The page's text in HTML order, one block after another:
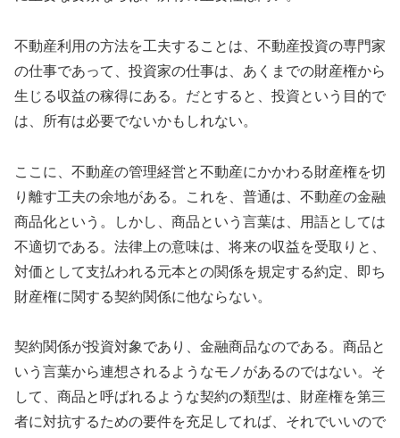
不動産利用の方法を工夫することは、不動産投資の専門家
の仕事であって、投資家の仕事は、あくまでの財産権から
生じる収益の稼得にある。だとすると、投資という目的で
は、所有は必要でないかもしれない。
ここに、不動産の管理経営と不動産にかかわる財産権を切
り離す工夫の余地がある。これを、普通は、不動産の金融
商品化という。しかし、商品という言葉は、用語としては
不適切である。法律上の意味は、将来の収益を受取りと、
対価として支払われる元本との関係を規定する約定、即ち
財産権に関する契約関係に他ならない。
契約関係が投資対象であり、金融商品なのである。商品と
いう言葉から連想されるようなモノがあるのではない。そ
して、商品と呼ばれるような契約の類型は、財産権を第三
者に対抗するための要件を充足してれば、それでいいので